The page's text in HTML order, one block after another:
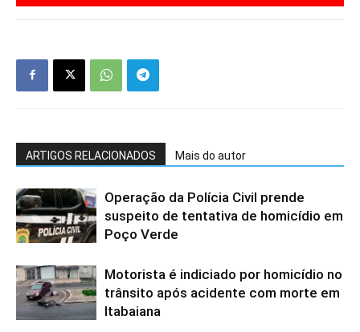
ARTIGOS RELACIONADOS Mais do autor
Operação da Polícia Civil prende
suspeito de tentativa de homicídio em
Poço Verde
Motorista é indiciado por homicídio no
trânsito após acidente com morte em
Itabaiana